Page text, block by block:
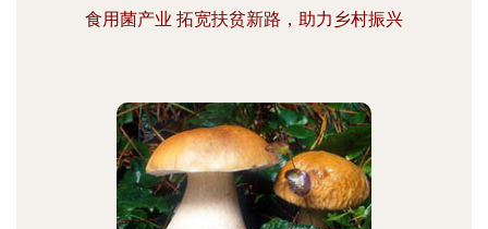
食用菌产业 拓宽扶贫新路，助力乡村振兴